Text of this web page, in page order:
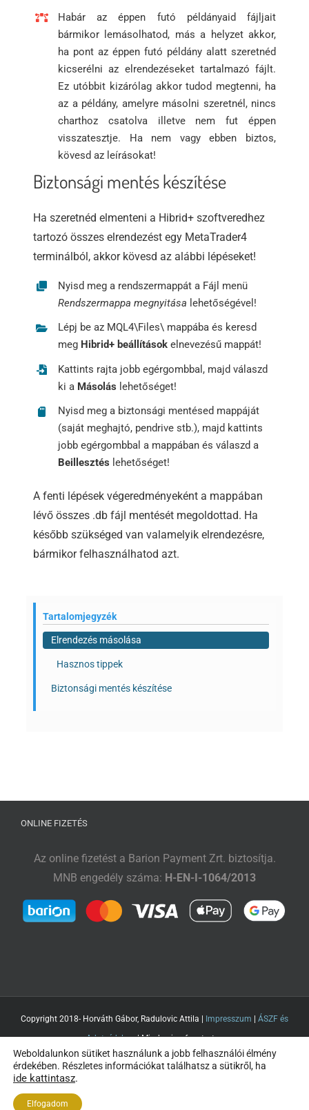
Habár az éppen futó példányaid fájljait
bármikor lemásolhatod, más a helyzet akkor,
ha pont az éppen futó példány alatt szeretnéd
kicserélni az elrendezéseket tartalmazó fájlt.
Ez utóbbit kizárólag akkor tudod megtenni, ha
az a példány, amelyre másolni szeretnél, nincs
charthoz csatolva illetve nem fut éppen
visszatesztje. Ha nem vagy ebben biztos,
kövesd az leírásokat!
Biztonsági mentés készítése
Ha szeretnéd elmenteni a Hibrid+ szoftveredhez
tartozó összes elrendezést egy MetaTrader4
terminálból, akkor kövesd az alábbi lépéseket!
Nyisd meg a rendszermappát a Fájl menü
Rendszermappa megnyitása lehetőségével!
Lépj be az MQL4\Files\ mappába és keresd
meg Hibrid+ beállítások elnevezésű mappát!
Kattints rajta jobb egérgombbal, majd válaszd
ki a Másolás lehetőséget!
Nyisd meg a biztonsági mentésed mappáját
(saját meghajtó, pendrive stb.), majd kattints
jobb egérgombbal a mappában és válaszd a
Beillesztés lehetőséget!
A fenti lépések végeredményeként a mappában
lévő összes .db fájl mentését megoldottad. Ha
később szükséged van valamelyik elrendezésre,
bármikor felhasználhatod azt.
Tartalomjegyzék
Elrendezés másolása
Hasznos tippek
Biztonsági mentés készítése
ONLINE FIZETÉS
Az online fizetést a Barion Payment Zrt. biztosítja.
MNB engedély száma: H-EN-I-1064/2013
Copyright 2018- Horváth Gábor, Radulovic Attila | Impresszum
ÁSZF és
Adatvédelem| Minden jog fenntartva
Weboldalunkon sütiket használunk a jobb felhasználói élmény
érdekében. Részletes információkat találhatsz a sütikről, ha
ide kattintasz.
Elfogadom